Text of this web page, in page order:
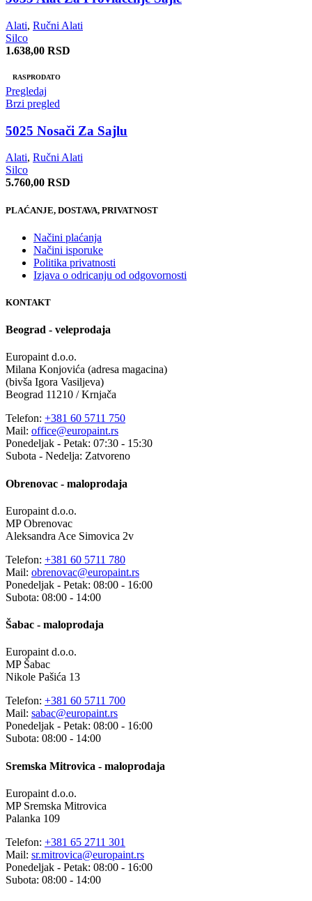
Alati, Ručni Alati
Silco
1.638,00 RSD
RASPRODATO
Pregledaj
Brzi pregled
5025 Nosači Za Sajlu
Alati, Ručni Alati
Silco
5.760,00 RSD
PLAĆANJE, DOSTAVA, PRIVATNOST
Načini plaćanja
Načini isporuke
Politika privatnosti
Izjava o odricanju od odgovornosti
KONTAKT
Beograd - veleprodaja
Europaint d.o.o.
Milana Konjovića (adresa magacina)
(bivša Igora Vasiljeva)
Beograd 11210 / Krnjača
Telefon: +381 60 5711 750
Mail: office@europaint.rs
Ponedeljak - Petak: 07:30 - 15:30
Subota - Nedelja: Zatvoreno
Obrenovac - maloprodaja
Europaint d.o.o.
MP Obrenovac
Aleksandra Ace Simovica 2v
Telefon: +381 60 5711 780
Mail: obrenovac@europaint.rs
Ponedeljak - Petak: 08:00 - 16:00
Subota: 08:00 - 14:00
Šabac - maloprodaja
Europaint d.o.o.
MP Šabac
Nikole Pašića 13
Telefon: +381 60 5711 700
Mail: sabac@europaint.rs
Ponedeljak - Petak: 08:00 - 16:00
Subota: 08:00 - 14:00
Sremska Mitrovica - maloprodaja
Europaint d.o.o.
MP Sremska Mitrovica
Palanka 109
Telefon: +381 65 2711 301
Mail: sr.mitrovica@europaint.rs
Ponedeljak - Petak: 08:00 - 16:00
Subota: 08:00 - 14:00